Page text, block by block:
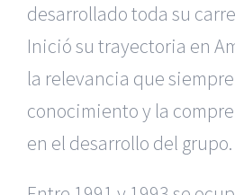
desarrollado toda su
Inició su trayectoria en
la relevancia que
conocimiento y la
en el desarrollo del grupo.